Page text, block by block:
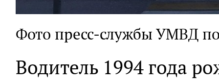
Фото пресс-службы УМВД
Водитель 1994 года